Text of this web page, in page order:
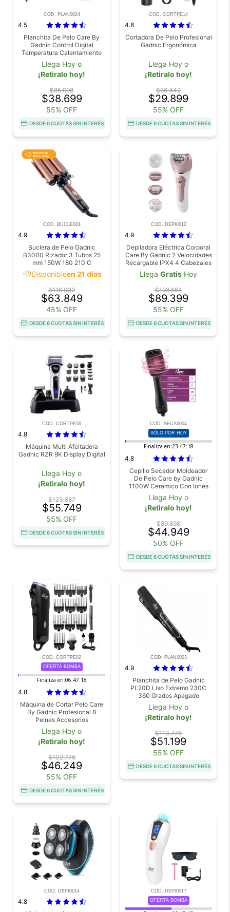
COD. PLAN0024
4.5
Planchita De Pelo Care By
Gadnic Control Digital
Temperatura Calentamiento
Rápido
Llega Hoy o
¡Retiralo hoy!
$85.998
$38.699
55% OFF
DESDE 6 CUOTAS SIN INTERÉS
COD. CORTPE14
4.8
Cortadora De Pelo Profesional
Gadnic Ergonómica
Llega Hoy o
¡Retiralo hoy!
$66.442
$29.899
55% OFF
DESDE 6 CUOTAS SIN INTERÉS
COD. BUCLE001
4.9
Buclera de Pelo Gadnic
B3000 Rizador 3 Tubos 25
mm 150W 180 210 C
acuteDisponibleen 21 días
$116.089
$63.849
45% OFF
DESDE 6 CUOTAS SIN INTERÉS
COD. DEPI0012
4.9
Depiladora Eléctrica Corporal
Care By Gadnic 2 Velocidades
Recargable IPX4 4 Cabezales
Intercambiables
Llega Gratis Hoy
$198.664
$89.399
55% OFF
DESDE 6 CUOTAS SIN INTERÉS
COD. CORTPE56
4.8
Máquina Multi Afeitadora
Gadnic RZR 9K Display Digital
Llega Hoy o
¡Retiralo hoy!
$123.887
$55.749
55% OFF
DESDE 6 CUOTAS SIN INTERÉS
COD. SECA0004
SÓLO POR HOY
Finaliza en:23:47:17
4.8
Cepillo Secador Moldeador
De Pelo Care by Gadnic
1100W Ceramico Con Iones
Negativos
Llega Hoy o
¡Retiralo hoy!
$89.898
$44.949
50% OFF
DESDE 6 CUOTAS SIN INTERÉS
COD. CORTPE02
OFERTA BOMBA
Finaliza en:06:47:17
4.8
Máquina de Cortar Pelo Care
By Gadnic Profesional 8
Peines Accesorios
Llega Hoy o
¡Retiralo hoy!
$102.776
$46.249
55% OFF
DESDE 6 CUOTAS SIN INTERÉS
COD. PLAN0003
4.9
Planchita de Pelo Gadnic
PL20D Liso Extremo 230C
360 Grados Apagado
Automático Placas Anchas
Llega Hoy o
¡Retiralo hoy!
$113.776
$51.199
55% OFF
DESDE 6 CUOTAS SIN INTERÉS
COD. DEPI0014
4.8
COD. DEPI0017
OFERTA BOMBA